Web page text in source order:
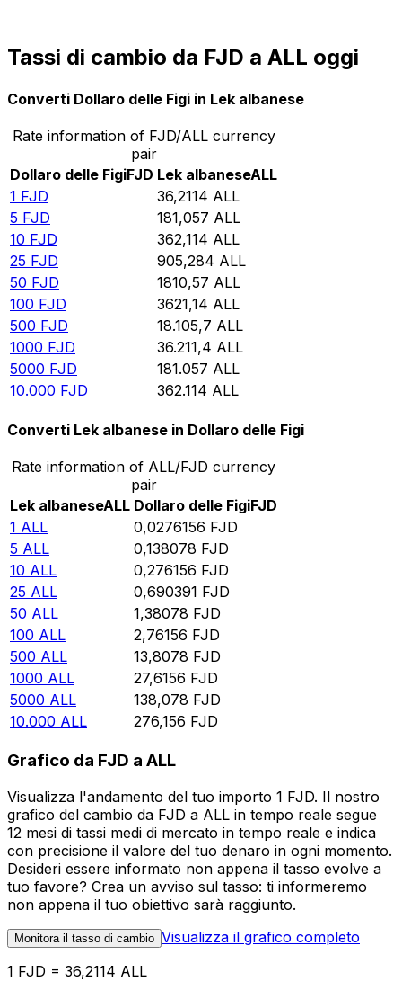
Tassi di cambio da FJD a ALL oggi
Converti Dollaro delle Figi in Lek albanese
Rate information of FJD/ALL currency
pair
Dollaro delle FigiFJD Lek albaneseALL
1 FJD 36,2114 ALL
5 FJD 181,057 ALL
10 FJD 362,114 ALL
25 FJD 905,284 ALL
50 FJD 1810,57 ALL
100 FJD 3621,14 ALL
500 FJD 18.105,7 ALL
1000 FJD 36.211,4 ALL
5000 FJD 181.057 ALL
10.000 FJD 362.114 ALL
Converti Lek albanese in Dollaro delle Figi
Rate information of ALL/FJD currency
pair
Lek albaneseALL Dollaro delle FigiFJD
1 ALL 0,0276156 FJD
5 ALL 0,138078 FJD
10 ALL 0,276156 FJD
25 ALL 0,690391 FJD
50 ALL 1,38078 FJD
100 ALL 2,76156 FJD
500 ALL 13,8078 FJD
1000 ALL 27,6156 FJD
5000 ALL 138,078 FJD
10.000 ALL 276,156 FJD
Grafico da FJD a ALL
Visualizza l'andamento del tuo importo 1 FJD. Il nostro
grafico del cambio da FJD a ALL in tempo reale segue
12 mesi di tassi medi di mercato in tempo reale e indica
con precisione il valore del tuo denaro in ogni momento.
Desideri essere informato non appena il tasso evolve a
tuo favore? Crea un avviso sul tasso: ti informeremo
non appena il tuo obiettivo sarà raggiunto.
Monitora il tasso di cambio Visualizza il grafico completo
1 FJD = 36,2114 ALL